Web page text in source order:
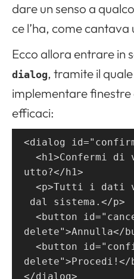
dare un senso a
ce l’ha, come
Ecco allora entrare in
dialog, tramite il
implementare finestre
efficaci:
<dialog
<h1>Confermi di
utto?</h1>
<p>Tutti i dati
dal sistema.</p>
<button
delete">Annulla</
<button
delete">Procedi!</
</dialog>